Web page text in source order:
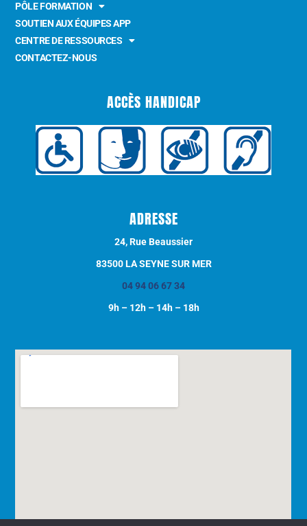
PÔLE FORMATION
SOUTIEN AUX ÉQUIPES APP
CENTRE DE RESSOURCES
CONTACTEZ-NOUS
ACCÈS HANDICAP
ADRESSE
24, Rue Beaussier
83500 LA SEYNE SUR MER
04 94 06 67 34
9h – 12h – 14h – 18h